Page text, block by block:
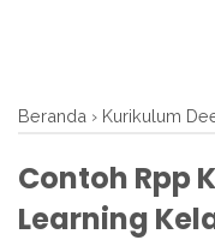
Beranda › Kurikulum
Contoh Rpp
Learning